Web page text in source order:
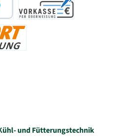
Vorkasse
und Fütterungstechnik